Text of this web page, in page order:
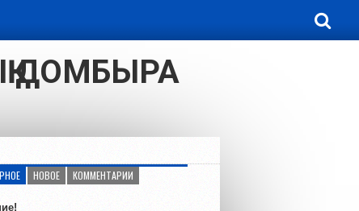
ДОМБЫРА
НОВОЕ КОММЕНТАРИИ